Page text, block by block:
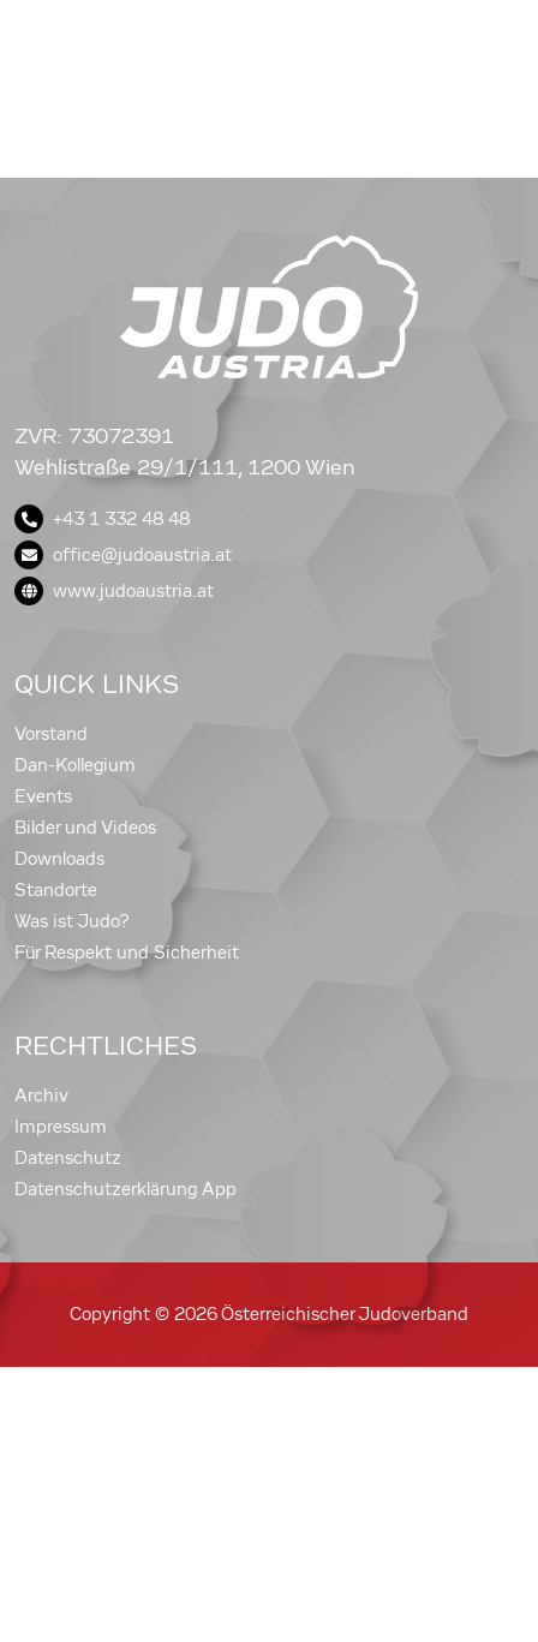
ZVR: 73072391
Wehlistraße 29/1/111, 1200 Wien
+43 1 332 48 48
office@judoaustria.at
www.judoaustria.at
QUICK LINKS
Vorstand
Dan-Kollegium
Events
Bilder und Videos
Downloads
Standorte
Was ist Judo?
Für Respekt und Sicherheit
RECHTLICHES
Archiv
Impressum
Datenschutz
Datenschutzerklärung App
Copyright © 2026 Österreichischer Judoverband